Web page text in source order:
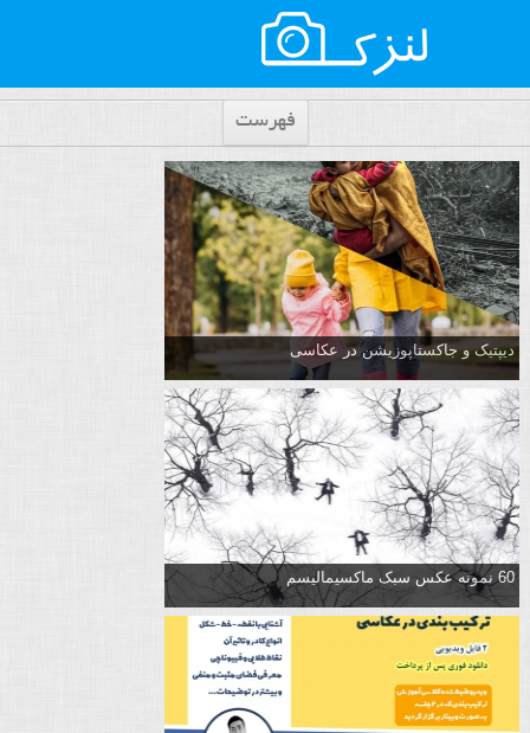
فهرست
دیپتیک و جاکستا‌پوزیشن در عکاسی
60 نمونه عکس سبک ماکسیمالیسم